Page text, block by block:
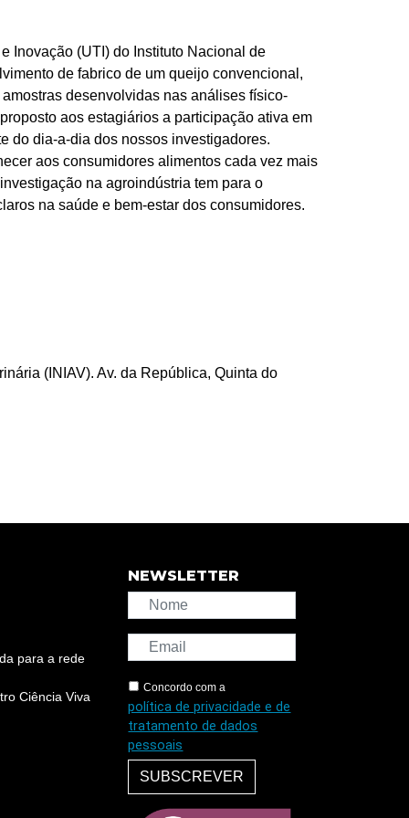
Inovação (UTI) do Instituto Nacional de
de fabrico de um queijo convencional,
desenvolvidas nas análises físico-
aos estagiários a participação ativa em
do dia-a-dia dos nossos investigadores.
aos consumidores alimentos cada vez mais
na agroindústria tem para o
na saúde e bem-estar dos consumidores.
(INIAV). Av. da República, Quinta do
para a rede
Ciência Viva
NEWSLETTER
Concordo com a
política de privacidade e de
tratamento de dados
pessoais
SUBSCREVER